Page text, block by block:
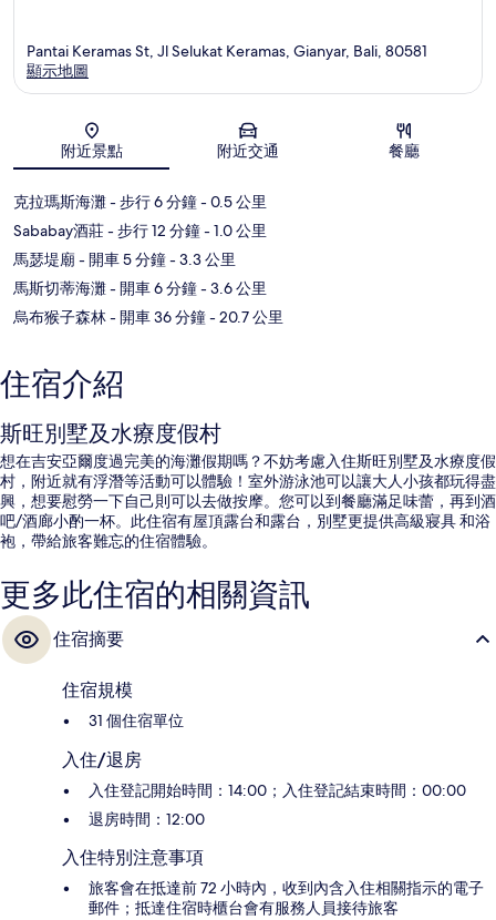
地圖
Pantai Keramas St, Jl Selukat Keramas, Gianyar, Bali, 80581
顯示地圖
附近景點 附近交通 餐廳
克拉瑪斯海灘- 步行 6 分鐘- 0.5 公里
Sababay酒莊- 步行 12 分鐘- 1.0 公里
馬瑟堤廟 - 開車 5 分鐘- 3.3 公里
馬斯切蒂海灘- 開車 6 分鐘- 3.6 公里
烏布猴子森林- 開車 36 分鐘- 20.7 公里
住宿介紹
斯旺別墅及水療度假村
想在吉安亞爾度過完美的海灘假期嗎？不妨考慮入住斯旺別墅及水療度假
村，附近就有浮潛等活動可以體驗！室外游泳池可以讓大人小孩都玩得盡
興，想要慰勞一下自己則可以去做按摩。您可以到餐廳滿足味蕾，再到酒
吧/酒廊小酌一杯。此住宿有屋頂露台和露台，別墅更提供高級寢具 和浴
袍，帶給旅客難忘的住宿體驗。
更多此住宿的相關資訊
住宿摘要
住宿規模
31 個住宿單位
入住/退房
入住登記開始時間：14:00；入住登記結束時間：00:00
退房時間：12:00
入住特別注意事項
旅客會在抵達前 72 小時內，收到內含入住相關指示的電子
郵件；抵達住宿時櫃台會有服務人員接待旅客